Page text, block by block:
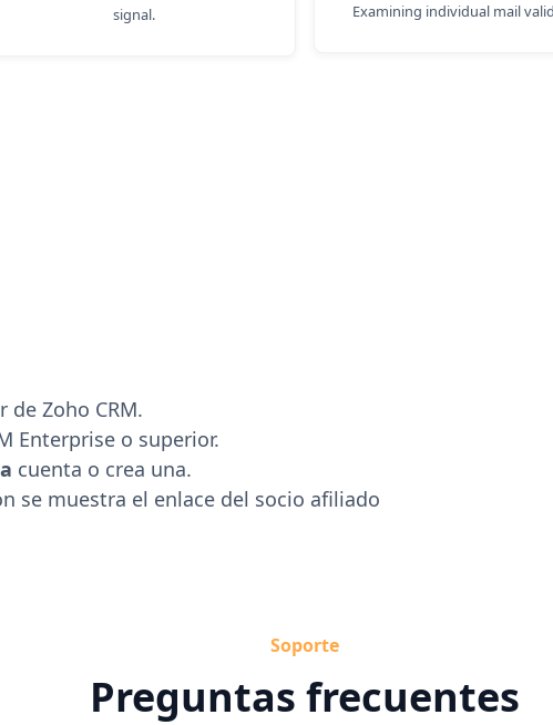
signal.
Examining individual mail
Zoho CRM.
Enterprise o superior.
cuenta o crea una.
se muestra el enlace del socio afiliado
Soporte
Preguntas frecuentes